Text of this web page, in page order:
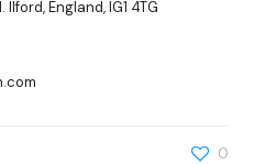
England, IG1 4TG
0